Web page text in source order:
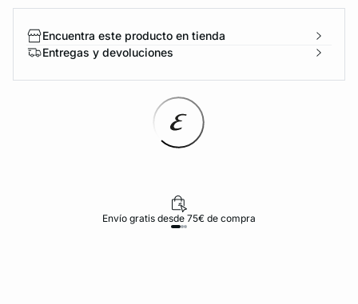
Encuentra este producto en tienda
Entregas y devoluciones
Envío gratis desde 75€ de compra